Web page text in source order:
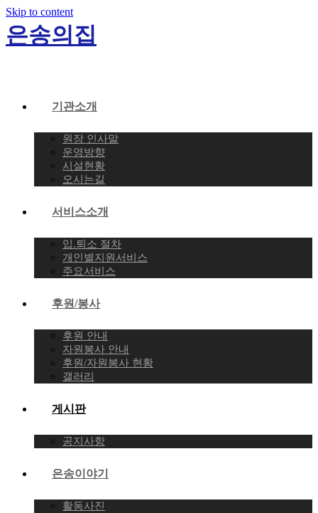
Skip to content
은송의집
기관소개
원장 인사말
운영방향
시설현황
오시는길
서비스소개
입.퇴소 절차
개인별지원서비스
주요서비스
후원/봉사
후원 안내
자원봉사 안내
후원/자원봉사 현황
갤러리
게시판
공지사항
은송이야기
활동사진